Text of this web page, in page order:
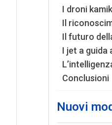
I droni
Il
Il futuro
I jet a guida
Conclusioni
Nuovi